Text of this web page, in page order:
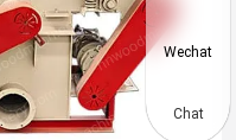
Wechat
Chat